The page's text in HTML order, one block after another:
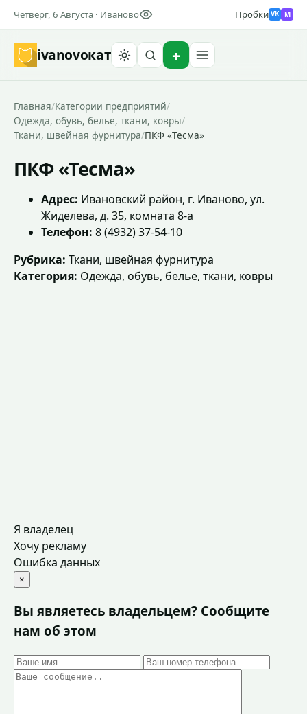
Четверг, 6 Августа · Иваново Пробки VK M
ivanovoкат
Главная/Категории предприятий/
Одежда, обувь, белье, ткани, ковры/
Ткани, швейная фурнитура/ПКФ «Тесма»
ПКФ «Тесма»
Адрес: Ивановский район, г. Иваново, ул.
Жиделева, д. 35, комната 8-а
Телефон: 8 (4932) 37-54-10
Рубрика: Ткани, швейная фурнитура
Категория: Одежда, обувь, белье, ткани, ковры
Я владелец
Хочу рекламу
Ошибка данных
×
Вы являетесь владельцем? Сообщите
нам об этом